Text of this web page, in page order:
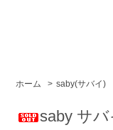
ホーム > saby(サバイ)
saby サ